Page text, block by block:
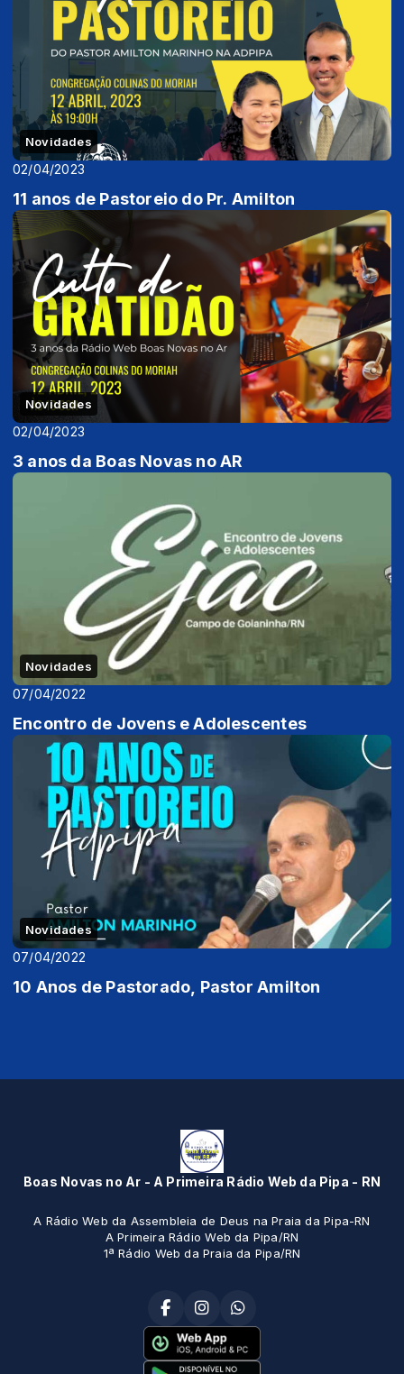
Novidades
02/04/2023
11 anos de Pastoreio do Pr. Amilton
Novidades
02/04/2023
3 anos da Boas Novas no AR
Novidades
07/04/2022
Encontro de Jovens e Adolescentes
Novidades
07/04/2022
10 Anos de Pastorado, Pastor Amilton
Boas Novas no Ar - A Primeira Rádio Web da Pipa - RN
A Rádio Web da Assembleia de Deus na Praia da Pipa-RN
A Primeira Rádio Web da Pipa/RN
1ª Rádio Web da Praia da Pipa/RN